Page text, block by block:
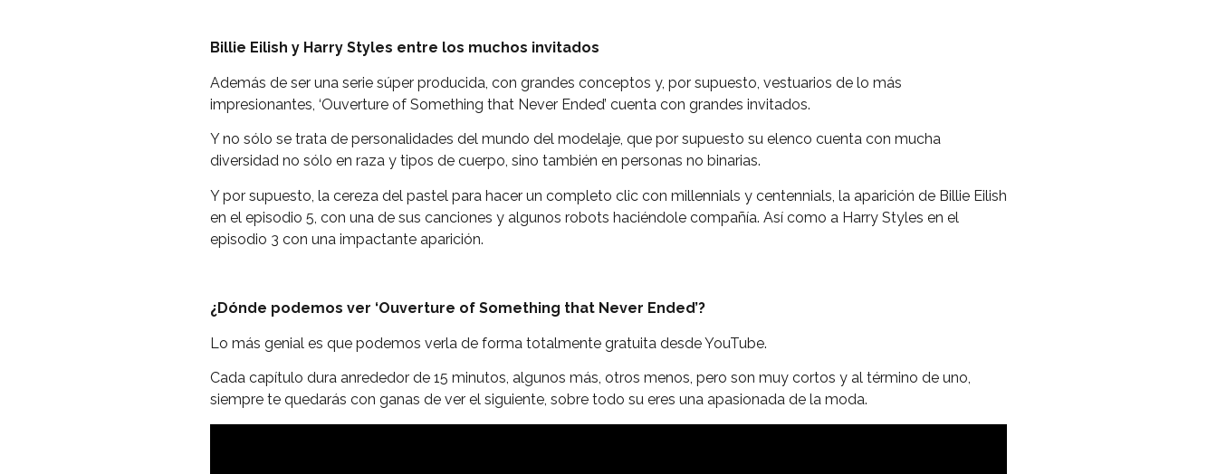
Billie Eilish y Harry Styles entre los muchos invitados
Además de ser una serie súper producida, con grandes conceptos y, por supuesto, vestuarios de lo más
impresionantes, ‘Ouverture of Something that Never Ended’ cuenta con grandes invitados.
Y no sólo se trata de personalidades del mundo del modelaje, que por supuesto su elenco cuenta con mucha
diversidad no sólo en raza y tipos de cuerpo, sino también en personas no binarias.
Y por supuesto, la cereza del pastel para hacer un completo clic con millennials y centennials, la aparición de Billie Eilish
en el episodio 5, con una de sus canciones y algunos robots haciéndole compañía. Así como a Harry Styles en el
episodio 3 con una impactante aparición.
¿Dónde podemos ver ‘Ouverture of Something that Never Ended’?
Lo más genial es que podemos verla de forma totalmente gratuita desde YouTube.
Cada capítulo dura anrededor de 15 minutos, algunos más, otros menos, pero son muy cortos y al término de uno,
siempre te quedarás con ganas de ver el siguiente, sobre todo su eres una apasionada de la moda.